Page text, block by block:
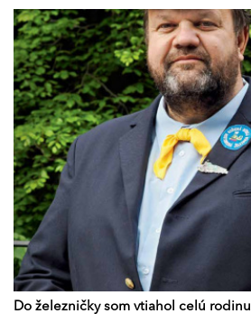
Do železničky som vtiahol celú rodinu